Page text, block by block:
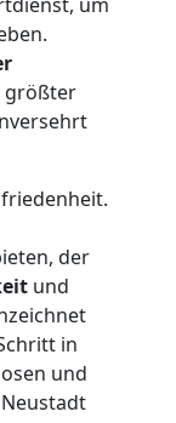
größter
der
und
in
und